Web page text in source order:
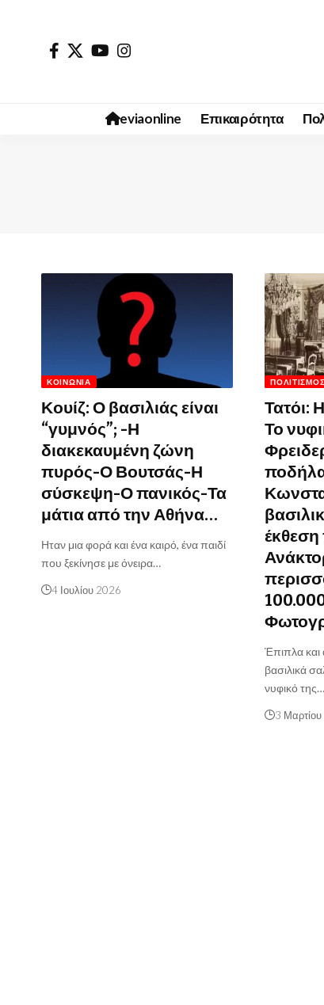
eviaonline Επικαιρότητα
ΚΟΙΝΩΝΊΑ
Κουίζ: Ο βασιλιάς είναι
“γυμνός”; -Η
διακεκαυμένη ζώνη
πυρός-Ο Βουτσάς-Η
σύσκεψη-Ο πανικός-Τα
μάτια από την Αθήνα…
Ηταν μια φορά και ένα καιρό, ένα παιδί
που ξεκίνησε με όνειρα…
4 Ιουλίου 2026
ΠΟΛΙΤΙΣΜΌΣ
Τατόι:
Το
έκθεση
Έπιπλα και
βασιλικά
νυφικό της…
3